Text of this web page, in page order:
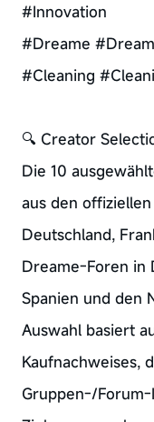
#Innovation
#Dreame
#Cleaning
🔍 Creator
Die 10
aus den
Deutschland,
Dreame-Foren in
Spanien und den
Auswahl basiert
Kaufnachweises,
Gruppen-/